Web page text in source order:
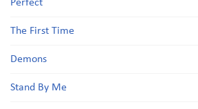
Perfect
The First Time
Demons
Stand By Me